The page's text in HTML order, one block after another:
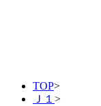
TOP>
Ｊ１ >